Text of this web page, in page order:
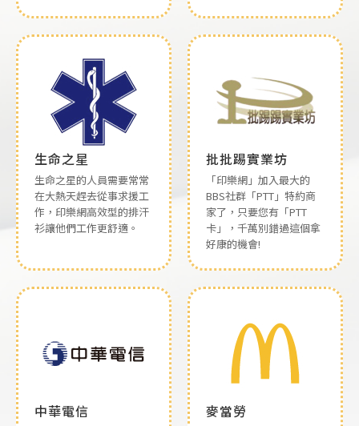
生命之星
生命之星的人員需要常常
在大熱天趕去從事求援工
作，印樂網高效型的排汗
衫讓他們工作更舒適。
批批踢實業坊
「印樂網」加入最大的
BBS社群「PTT」特約商
家了，只要您有「PTT
卡」，千萬別錯過這個拿
好康的機會!
中華電信 麥當勞